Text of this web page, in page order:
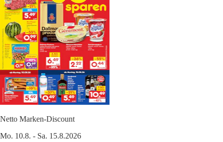
Netto Marken-Discount
Mo. 10.8. - Sa. 15.8.2026